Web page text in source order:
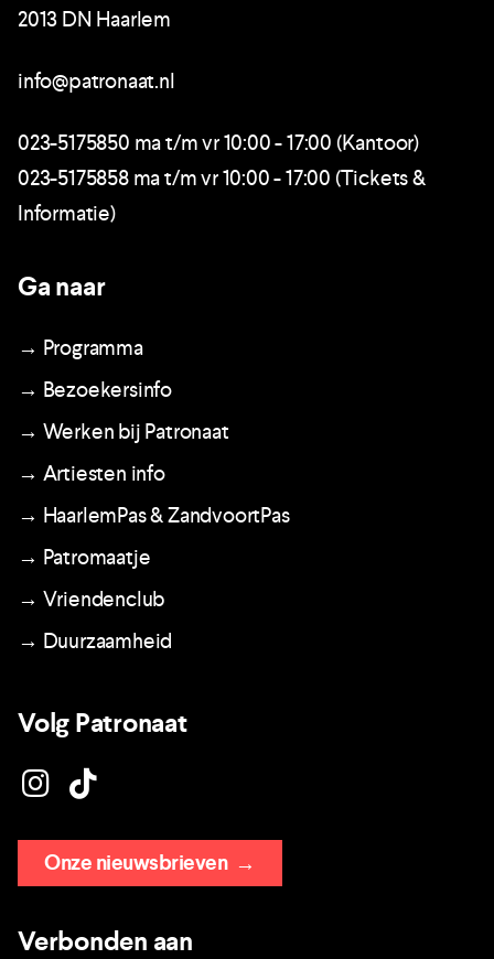
2013 DN Haarlem
info@patronaat.nl
023-5175850 ma t/m vr 10:00 - 17:00 (Kantoor)
023-5175858 ma t/m vr 10:00 - 17:00 (Tickets &
Informatie)
Ga naar
→ Programma
→ Bezoekersinfo
→ Werken bij Patronaat
→ Artiesten info
→ HaarlemPas & ZandvoortPas
→ Patromaatje
→ Vriendenclub
→ Duurzaamheid
Volg Patronaat
Onze nieuwsbrieven→
Verbonden aan